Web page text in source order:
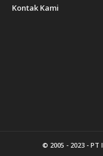
Kontak Kami
© 2005 - 2023 - PT